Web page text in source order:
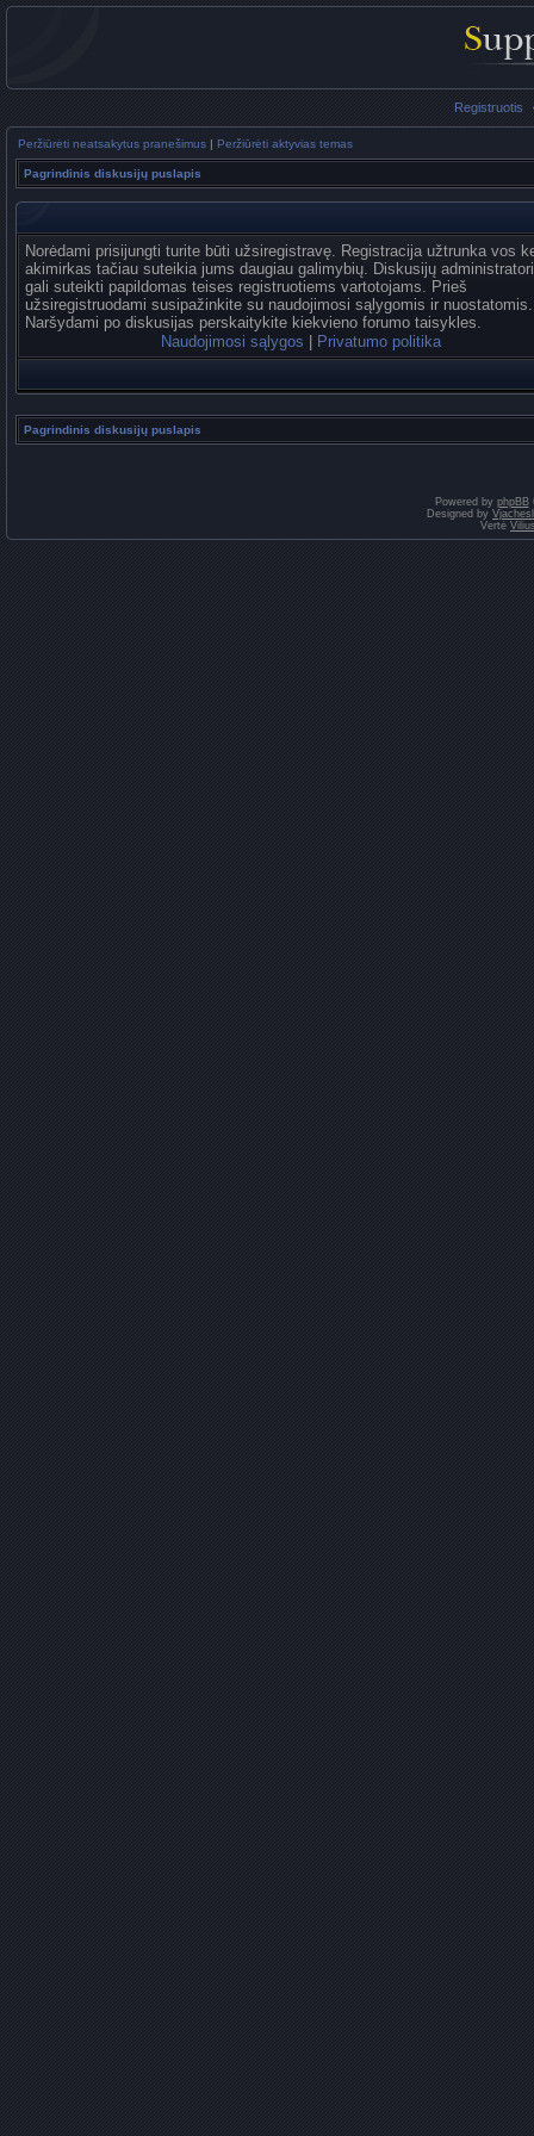
Registruotis
Peržiūrėti neatsakytus pranešimus | Peržiūrėti aktyvias temas
Pagrindinis diskusijų puslapis
Norėdami prisijungti turite būti užsiregistravę. Registracija užtrunka vos
akimirkas tačiau suteikia jums daugiau galimybių. Diskusijų
gali suteikti papildomas teises registruotiems vartotojams. Prieš
užsiregistruodami susipažinkite su naudojimosi sąlygomis ir nuostatomis.
Naršydami po diskusijas perskaitykite kiekvieno forumo taisykles.
Naudojimosi sąlygos
Privatumo politika
Pagrindinis diskusijų puslapis
Powered by phpBB
Designed by
Vertė